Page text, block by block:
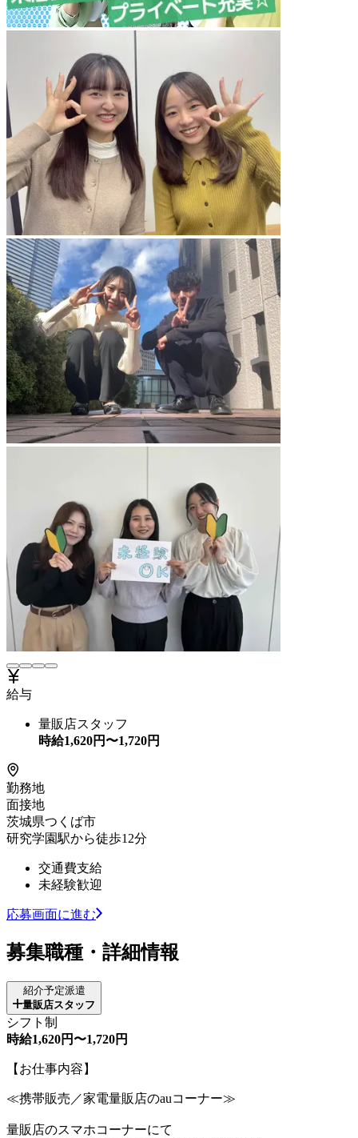
給与
量販店スタッフ
時給1,620円〜1,720円
勤務地
面接地
茨城県つくば市
研究学園駅から徒歩12分
交通費支給
未経験歓迎
応募画面に進む
募集職種・詳細情報
紹介予定派遣
量販店スタッフ
シフト制
時給1,620円〜1,720円
【お仕事内容】
≪携帯販売／家電量販店のauコーナー≫
量販店のスマホコーナーにて